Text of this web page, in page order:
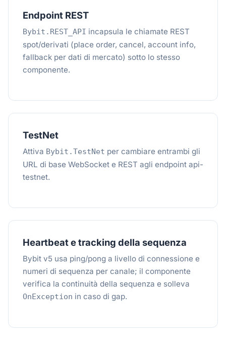
Endpoint REST
Bybit.REST_API incapsula le chiamate REST
spot/derivati (place order, cancel, account info,
fallback per dati di mercato) sotto lo stesso
componente.
TestNet
Attiva Bybit.TestNet per cambiare entrambi gli
URL di base WebSocket e REST agli endpoint api-
testnet.
Heartbeat e tracking della sequenza
Bybit v5 usa ping/pong a livello di connessione e
numeri di sequenza per canale; il componente
verifica la continuità della sequenza e solleva
OnException in caso di gap.